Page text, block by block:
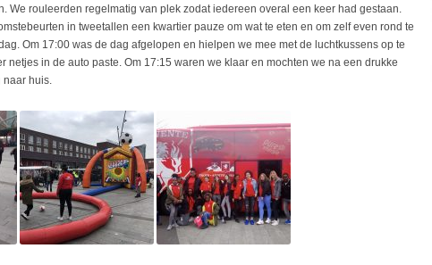
We rouleerden regelmatig van plek zodat iedereen overal een keer had gestaan.
in tweetallen een kwartier pauze om wat te eten en om zelf even rond te
Om 17:00 was de dag afgelopen en hielpen we mee met de luchtkussens op te
netjes in de auto paste. Om 17:15 waren we klaar en mochten we na een drukke
naar huis.